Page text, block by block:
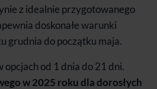
z idealnie przygotowanego
doskonałe warunki
grudnia do początku maja.
opcjach od 1 dnia do 21 dni.
w 2025 roku dla dorosłych